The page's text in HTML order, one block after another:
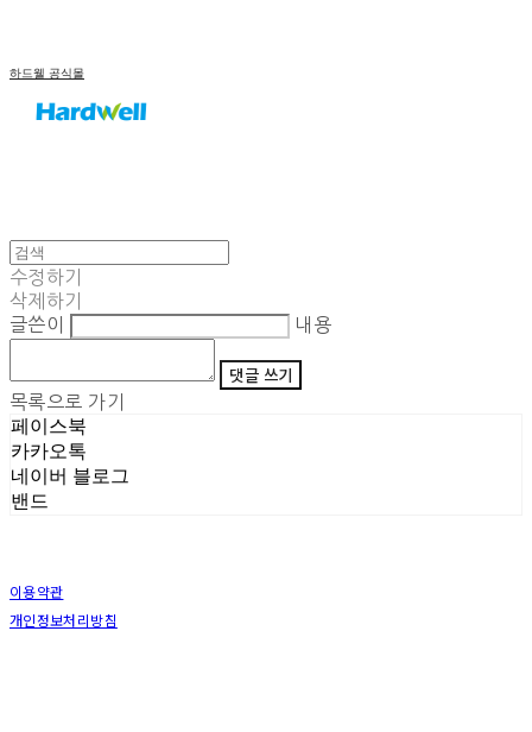
하드웰 공식몰
수정하기
삭제하기
글쓴이
내용
댓글 쓰기
목록으로 가기
페이스북
카카오톡
네이버 블로그
밴드
이용약관
개인정보처리방침